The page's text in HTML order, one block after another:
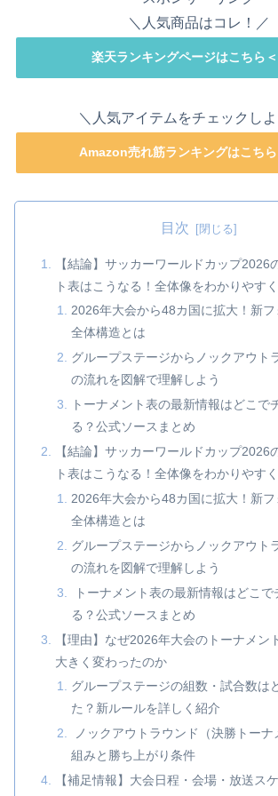
＼人気商品はコレ！／
楽天ランキングページはこちら
＼人気アイテムをチェックし
Amazon売れ筋ランキングはこちら
目次
【結論】サッカーワールドカップ2026
ト表はこうなる！全体像をわかりやす
2026年大会から48カ国に拡大！新
全体構造とは
グループステージからノックアウト
の流れを図解で理解しよう
トーナメント表の最新情報はどこで
る？公式ソースまとめ
【結論】サッカーワールドカップ2026
ト表はこうなる！全体像をわかりやす
2026年大会から48カ国に拡大！新
全体構造とは
グループステージからノックアウト
の流れを図解で理解しよう
トーナメント表の最新情報はどこで
る？公式ソースまとめ
【理由】なぜ2026年大会のトーナメン
大きく変わったのか
グループステージの組数・試合数は
た？新ルールを詳しく紹介
ノックアウトラウンド（決勝トーナ
組みと勝ち上がり条件
【補足情報】大会日程・会場・放送ス